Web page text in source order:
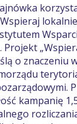
Projekt
o znaczeniu
kampanię